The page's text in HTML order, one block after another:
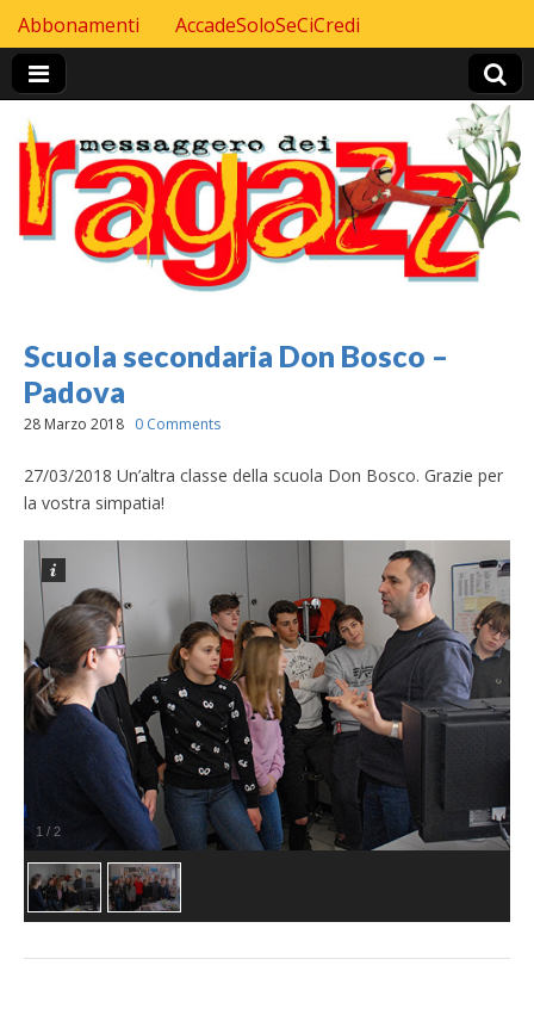
Header Top menu
Skip to content
Abbonamenti AccadeSoloSeCiCredi
Scuola secondaria Don Bosco –
Padova
28 Marzo 2018 0 Comments
27/03/2018 Un’altra classe della scuola Don Bosco. Grazie per
la vostra simpatia!
1 / 2